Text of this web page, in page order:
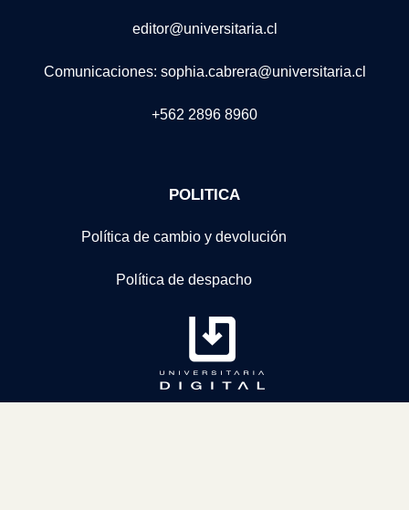
editor@universitaria.cl
Comunicaciones: sophia.cabrera@universitaria.cl
+562 2896 8960
POLITICA
Política de cambio y devolución
Política de despacho